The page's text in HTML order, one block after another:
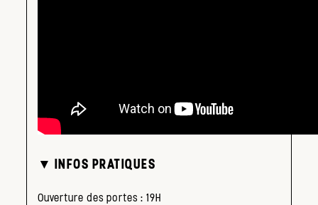
▼ INFOS PRATIQUES
Ouverture des portes : 19H